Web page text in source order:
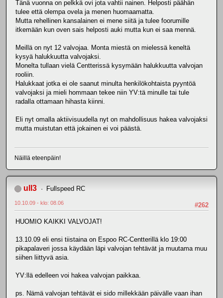
Tänä vuonna on pelkkä ovi jota vahtii nainen. Helposti päähän
tulee että olempa ovela ja menen huomaamatta.
Mutta rehellinen kansalainen ei mene siitä ja tulee foorumille
itkemään kun oven sais helposti auki mutta kun ei saa mennä.
Meillä on nyt 12 valvojaa. Monta miestä on mielessä keneltä
kysyä halukkuutta valvojaksi.
Monelta tullaan vielä Centterissä kysymään halukkuutta valvojan
rooliin.
Halukkaat jotka ei ole saanut minulta henkilökohtaista pyyntöä
valvojaksi ja mieli hommaan tekee niin YV:tä minulle tai tule
radalla ottamaan hihasta kiinni.
Eli nyt omalla aktiivisuudella nyt on mahdollisuus hakea valvojaksi
mutta muistutan että jokainen ei voi päästä.
Näillä eteenpäin!
ull3 Fullspeed RC
#262
10.10.09 - klo: 08.06
HUOMIO KAIKKI VALVOJAT!
13.10.09 eli ensi tiistaina on Espoo RC-Centterillä klo 19:00
pikapalaveri jossa käydään läpi valvojan tehtävät ja muutama muu
siihen liittyvä asia.
YV:llä edelleen voi hakea valvojan paikkaa.
ps. Nämä valvojan tehtävät ei sido millekkään päivälle vaan ihan